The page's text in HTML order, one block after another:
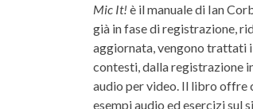
Mic It! è il manuale di Ian
già in fase di registrazione,
aggiornata, vengono trattati
contesti, dalla registrazione
audio per video. Il libro offre
esempi audio ed esercizi sul